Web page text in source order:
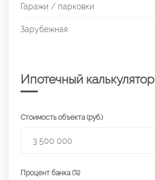
Гаражи / парковки
Зарубежная
Ипотечный калькулятор
Стоимость объекта (руб.)
Процент банка (%)